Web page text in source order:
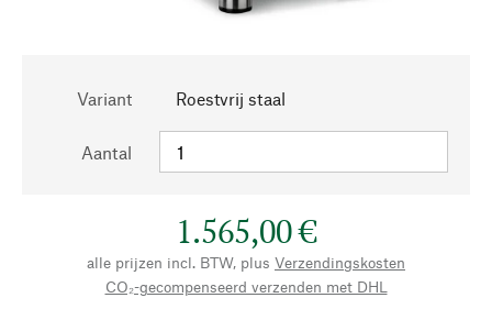
Variant Roestvrij staal
Aantal
1.565,00 €
alle prijzen incl. BTW, plus Verzendingskosten
CO₂-gecompenseerd verzenden met DHL